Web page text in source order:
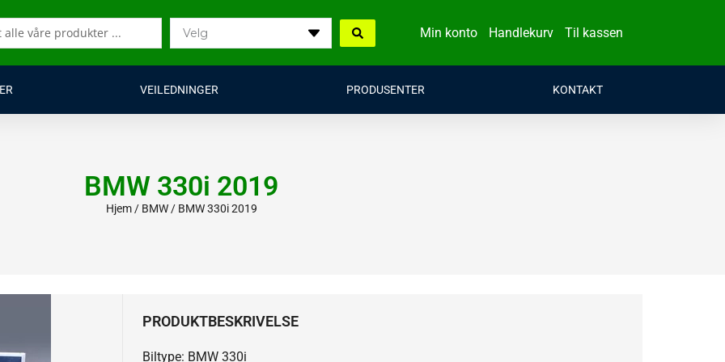
Min konto Handlekurv Til kassen
VEILEDNINGER PRODUSENTER KONTAKT
BMW 330i 2019
Hjem/ BMW/ BMW 330i 2019
PRODUKTBESKRIVELSE
Biltype: BMW 330i